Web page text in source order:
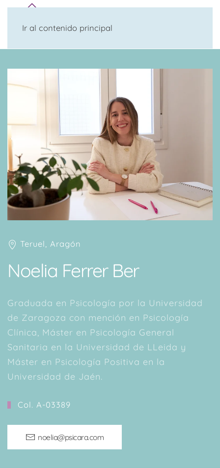
Ir al contenido principal
Teruel, Aragón
Noelia Ferrer Ber
Graduada en Psicología por la Universidad
de Zaragoza con mención en Psicología
Clínica, Máster en Psicología General
Sanitaria en la Universidad de LLeida y
Máster en Psicología Positiva en la
Universidad de Jaén.
Col. A-03389
noelia@psicara.com